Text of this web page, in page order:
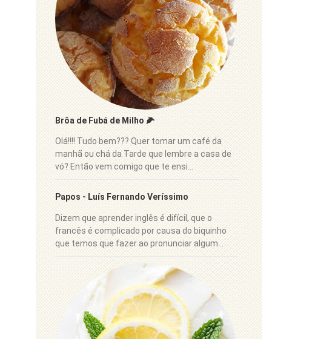
Brôa de Fubá de Milho 🌽
Olá!!!! Tudo bem??? Quer tomar um café da
manhã ou chá da Tarde que lembre a casa de
vó? Então vem comigo que te ensi...
Papos - Luís Fernando Veríssimo
Dizem que aprender inglês é difícil, que o
francês é complicado por causa do biquinho
que temos que fazer ao pronunciar algum...